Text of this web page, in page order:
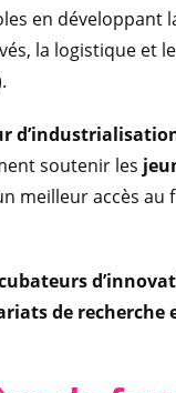
en
la logistique et
soutenir les
meilleur accès
de recherche